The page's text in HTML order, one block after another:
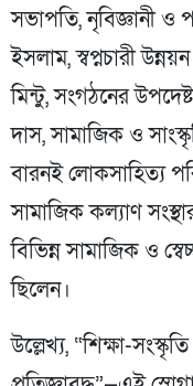
সভাপতি, নৃবিজ্ঞানী
ইসলাম, স্বপ্নচারী
মিন্টু, সংগঠনের
দাস, সামাজিক ও
বারনই লোকসাহিত্য
সামাজিক কল্যাণ
বিভিন্ন সামাজিক ও
ছিলেন।
উল্লেখ্য, “শিক্ষা-